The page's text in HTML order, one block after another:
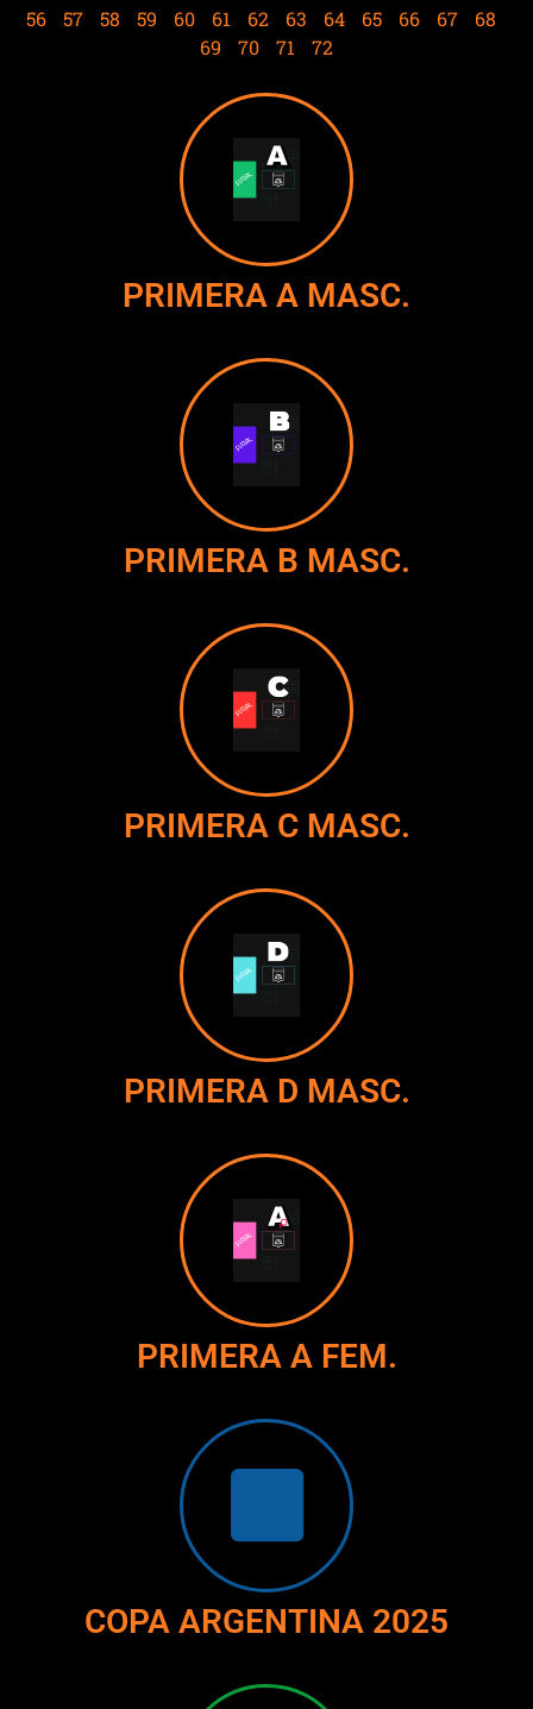
56
57 58 59 60 61 62 63 64 65 66 67
68
69
70 71 72
PRIMERA A MASC.
PRIMERA B MASC.
PRIMERA C MASC.
PRIMERA D MASC.
PRIMERA A FEM.
COPA ARGENTINA 2025